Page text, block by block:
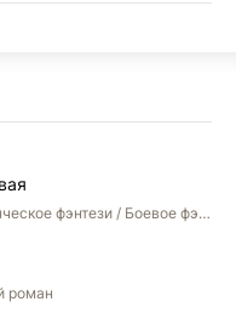
Попаданцы / Приключенческое фэнтези / Боевое фэнтези
роман